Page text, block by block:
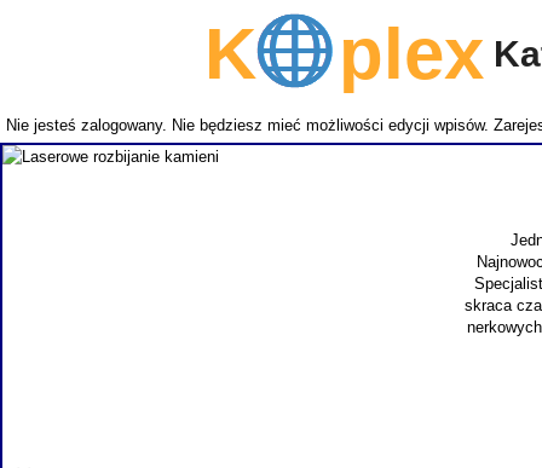
Kplex
Nie jesteś zalogowany. Nie będziesz mieć możliwości edycji wpisów.
skraca